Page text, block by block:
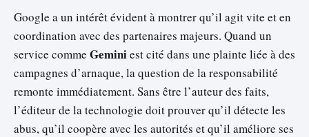
Google a un intérêt évident à montrer qu’il agit vite et en
coordination avec des partenaires majeurs. Quand un
service comme Geminiest cité dans une plainte liée à des
campagnes d’arnaque, la question de la responsabilité
remonte immédiatement. Sans être l’auteur des faits,
l’éditeur de la technologie doit prouver qu’il détecte les
abus, qu’il coopère avec les autorités et qu’il améliore ses